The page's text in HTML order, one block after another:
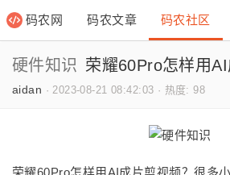
码农网 码农文章 码农社区
硬件知识 荣耀60Pro怎样用
aidan ·2023-08-21 08:42:03 · 热度: 98
荣耀60Pro怎样用AI成片剪视频？很多